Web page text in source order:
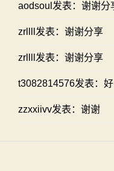
aodsoul发表：谢谢分
zrllll发表：谢谢分享
zrllll发表：谢谢分享
t3082814576发表：好
zzxxiivv发表：谢谢